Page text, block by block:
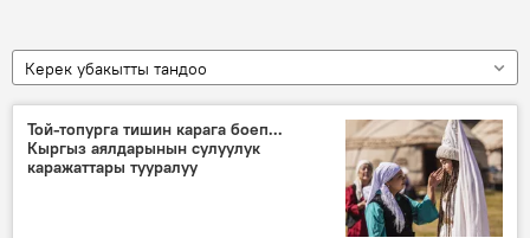
Керек убакытты тандоо
Той-топурга тишин карага боеп...
Кыргыз аялдарынын сулуулук
каражаттары тууралуу